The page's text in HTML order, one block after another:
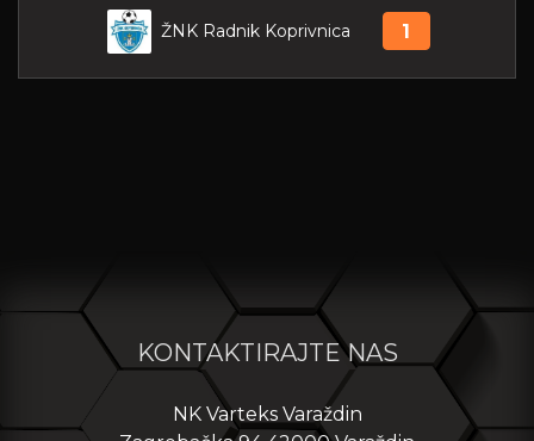
ŽNK Radnik Koprivnica 1
KONTAKTIRAJTE NAS
NK Varteks Varaždin